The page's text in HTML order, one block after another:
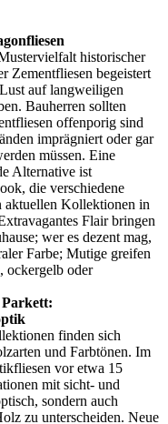
historischer
Zementfliesen begeistert
auf langweiligen
Bauherren sollten
offenporig sind
imprägniert oder gar
müssen. Eine
Alternative ist
die verschiedene
aktuellen Kollektionen in
Flair bringen
wer es dezent mag,
Farbe; Mutige greifen
ockergelb oder
finden sich
und Farbtönen. Im
vor etwa 15
mit sicht- und
sondern auch
zu unterscheiden. Neue